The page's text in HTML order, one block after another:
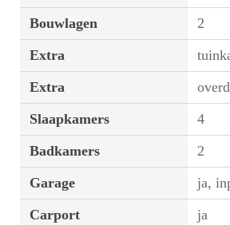
Bouwlagen
2
Extra
Extra
Slaapkamers
4
Badkamers
2
Garage
ja,
Carport
ja